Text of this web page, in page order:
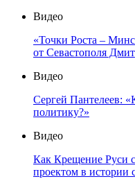
Видео
«Точки Роста –
от Севастополя
Видео
Сергей Пантелеев:
политику?»
Видео
Как Крещение Руси
проектом в истории